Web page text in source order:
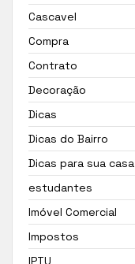
Cascavel
Compra
Contrato
Decoração
Dicas
Dicas do Bairro
Dicas para sua casa
estudantes
Imóvel Comercial
Impostos
IPTU